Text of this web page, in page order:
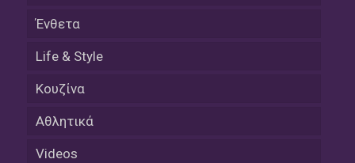
Ένθετα
Life & Style
Κουζίνα
Αθλητικά
Videos